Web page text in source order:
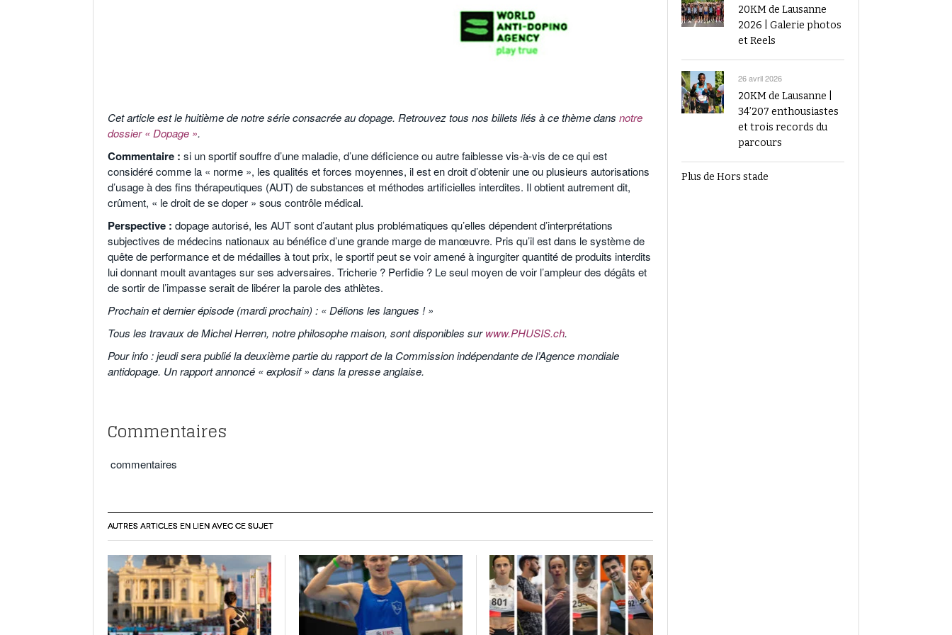
Cet article est le huitième de notre série consacrée au dopage. Retrouvez tous nos billets liés à ce thème dans notre
dossier « Dopage ».
Commentaire : si un sportif souffre d’une maladie, d’une déficience ou autre faiblesse vis-à-vis de ce qui est
considéré comme la « norme », les qualités et forces moyennes, il est en droit d’obtenir une ou plusieurs autorisations
d’usage à des fins thérapeutiques (AUT) de substances et méthodes artificielles interdites. Il obtient autrement dit,
crûment, « le droit de se doper » sous contrôle médical.
Perspective : dopage autorisé, les AUT sont d’autant plus problématiques qu’elles dépendent d’interprétations
subjectives de médecins nationaux au bénéfice d’une grande marge de manœuvre. Pris qu’il est dans le système de
quête de performance et de médailles à tout prix, le sportif peut se voir amené à ingurgiter quantité de produits interdits
lui donnant moult avantages sur ses adversaires. Tricherie ? Perfidie ? Le seul moyen de voir l’ampleur des dégâts et
de sortir de l’impasse serait de libérer la parole des athlètes.
Prochain et dernier épisode (mardi prochain) : « Délions les langues ! »
Tous les travaux de Michel Herren, notre philosophe maison, sont disponibles surwww.PHUSIS.ch.
Pour info : jeudi sera publié la deuxième partie du rapport de la Commission indépendante de l’Agence mondiale
antidopage. Un rapport annoncé « explosif » dans la presse anglaise.
Commentaires
commentaires
AUTRES ARTICLES EN LIEN AVEC CE SUJET
20KM de Lausanne
2026 | Galerie photos
et Reels
26 avril 2026
20KM de Lausanne |
34’207 enthousiastes
et trois records du
parcours
Plus de Hors stade